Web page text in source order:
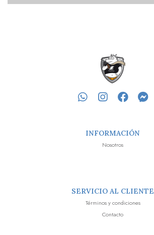
INFORMACIÓN
Nosotros
SERVICIO AL CLIENTE
Términos y condiciones
Contacto